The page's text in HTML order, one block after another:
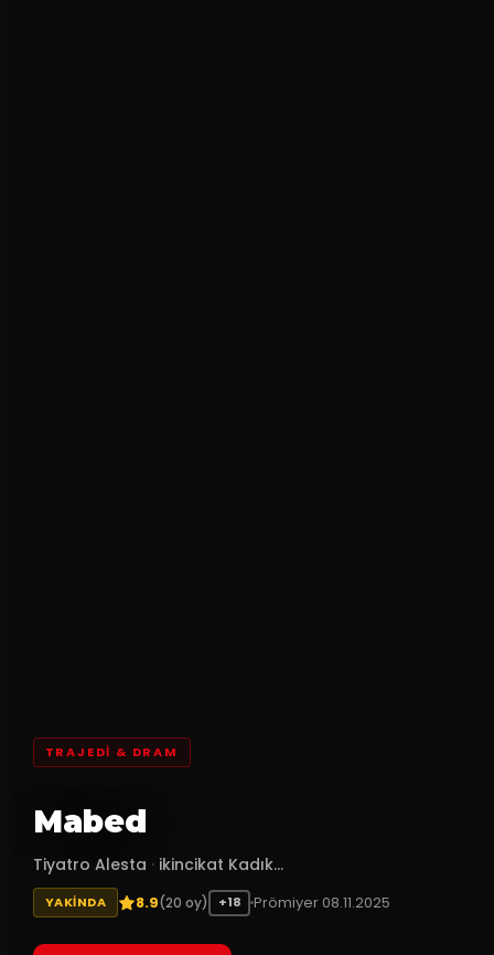
TRAJEDI & DRAM
Mabed
Tiyatro Alesta · ikincikat Kadık...
YAKINDA 8.9(20 oy) +18 Prömiyer 08.11.2025